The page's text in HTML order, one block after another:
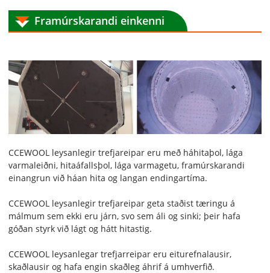
Framúrskarandi einkenni
CCEWOOL leysanlegir trefjareipar eru með háhitaþol, lága
varmaleiðni, hitaáfallsþol, lága varmagetu, framúrskarandi
einangrun við háan hita og langan endingartíma.
CCEWOOL leysanlegir trefjareipar geta staðist tæringu á
málmum sem ekki eru járn, svo sem áli og sinki; þeir hafa
góðan styrk við lágt og hátt hitastig.
CCEWOOL leysanlegar trefjarreipar eru eiturefnalausir,
skaðlausir og hafa engin skaðleg áhrif á umhverfið.